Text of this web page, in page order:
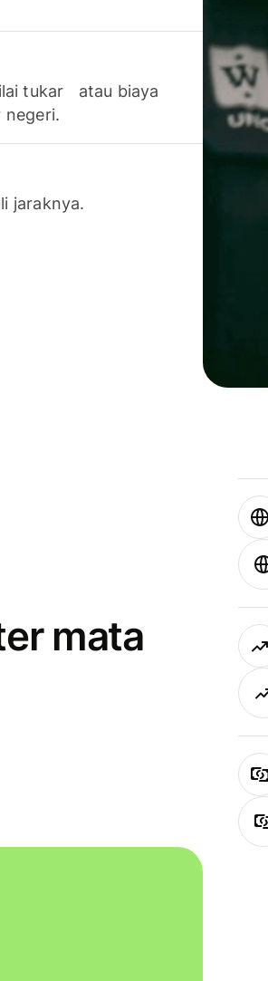
tukar atau biaya
negeri.
jaraknya.
mata